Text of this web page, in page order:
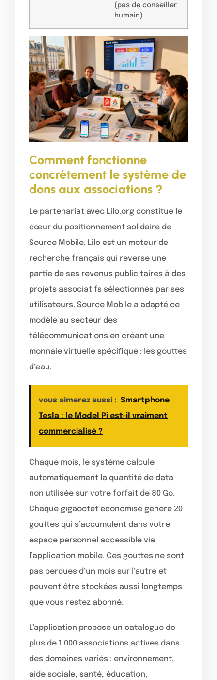
(pas de conseiller
humain)
Comment fonctionne
concrètement le système de
dons aux associations ?
Le partenariat avec Lilo.org constitue le
cœur du positionnement solidaire de
Source Mobile. Lilo est un moteur de
recherche français qui reverse une
partie de ses revenus publicitaires à des
projets associatifs sélectionnés par ses
utilisateurs. Source Mobile a adapté ce
modèle au secteur des
télécommunications en créant une
monnaie virtuelle spécifique : les gouttes
d’eau.
vous aimerez aussi : Smartphone
Tesla : le Model Pi est-il vraiment
commercialisé ?
Chaque mois, le système calcule
automatiquement la quantité de data
non utilisée sur votre forfait de 80 Go.
Chaque gigaoctet économisé génère 20
gouttes qui s’accumulent dans votre
espace personnel accessible via
l’application mobile. Ces gouttes ne sont
pas perdues d’un mois sur l’autre et
peuvent être stockées aussi longtemps
que vous restez abonné.
L’application propose un catalogue de
plus de 1 000 associations actives dans
des domaines variés : environnement,
aide sociale, santé, éducation,